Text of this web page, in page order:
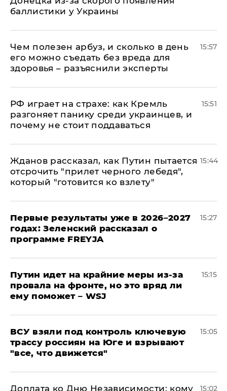
баллистики у Украины
Чем полезен арбуз, и сколько в день
его можно съедать без вреда для
здоровья – разъяснили эксперты
15:57
РФ играет на страхе: как Кремль
разгоняет панику среди украинцев, и
почему не стоит поддаваться
15:51
Жданов рассказал, как Путин пытается
отсрочить "прилет черного лебедя",
который "готовится ко взлету"
15:44
Первые результаты уже в 2026–2027
годах: Зеленский рассказал о
программе FREYJA
15:27
Путин идет на крайние меры из-за
провала на фронте, но это вряд ли
ему поможет – WSJ
15:15
ВСУ взяли под контроль ключевую
трассу россиян на Юге и взрывают
"все, что движется"
15:05
Доплата ко Дню Независимости: кому
15:02